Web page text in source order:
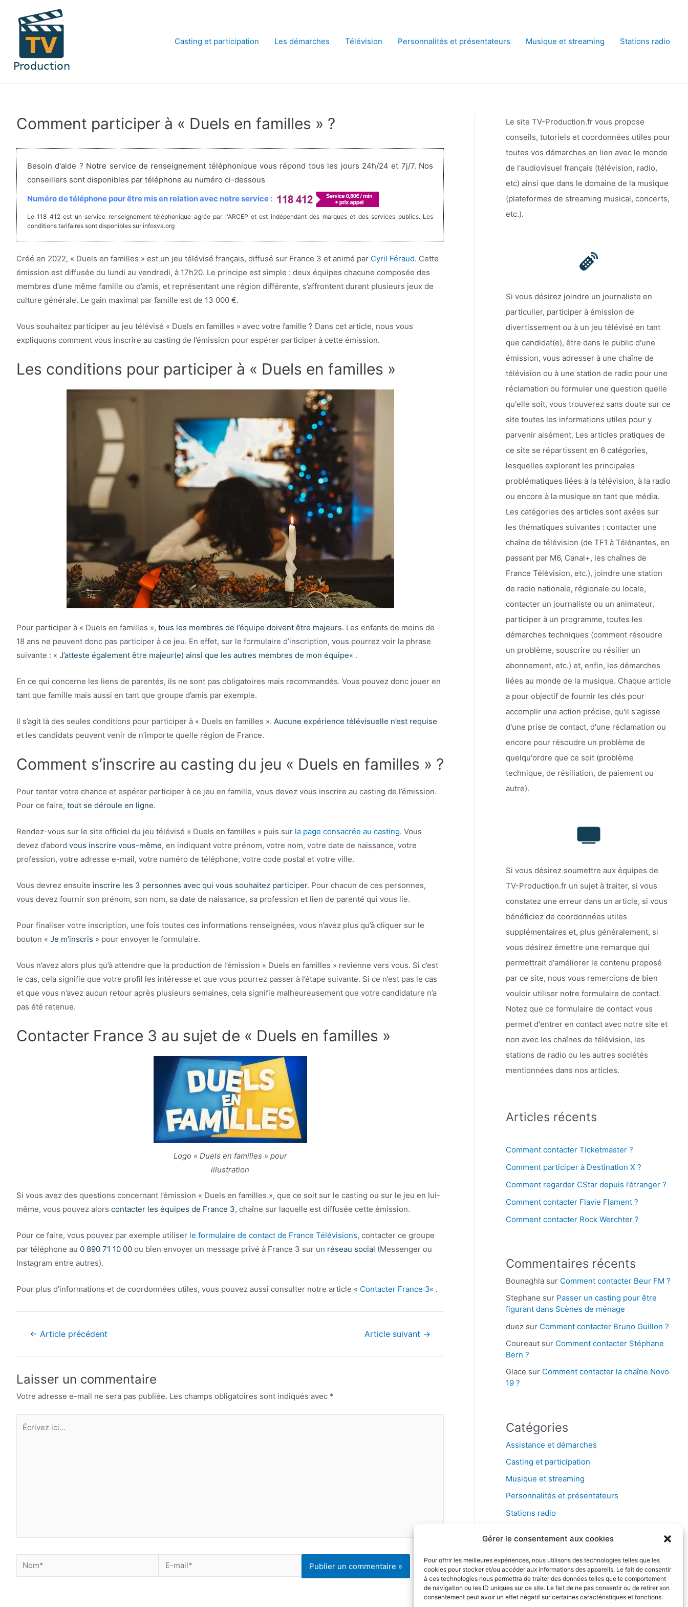
Gérer le consentement aux cookies
Pour offrir les meilleures expériences, nous utilisons des technologies telles que les
cookies pour stocker et/ou accéder aux informations des appareils. Le fait de consentir
à ces technologies nous permettra de traiter des données telles que le comportement
de navigation ou les ID uniques sur ce site. Le fait de ne pas consentir ou de retirer son
consentement peut avoir un effet négatif sur certaines caractéristiques et fonctions.
contenu
Casting et participation Les démarches Télévision Personnalités et présentateurs Musique et streaming Stations radio
Comment participer à « Duels en familles » ?
Besoin d'aide ? Notre service de renseignement téléphonique vous répond tous les jours 24h/24 et 7j/7. Nos
conseillers sont disponibles par téléphone au numéro ci-dessous
Numéro de téléphone pour être mis en relation avec notre service :
Le 118 412 est un service renseignement téléphonique agrée par l'ARCEP et est indépendant des marques et des services publics. Les
conditions tarifaires sont disponibles sur infosva.org
Créé en 2022, « Duels en familles » est un jeu télévisé français, diffusé sur France 3 et animé par Cyril Féraud. Cette
émission est diffusée du lundi au vendredi, à 17h20. Le principe est simple : deux équipes chacune composée des
membres d’une même famille ou d’amis, et représentant une région différente, s’affrontent durant plusieurs jeux de
culture générale. Le gain maximal par famille est de 13 000 €.
Vous souhaitez participer au jeu télévisé « Duels en familles » avec votre famille ? Dans cet article, nous vous
expliquons comment vous inscrire au casting de l’émission pour espérer participer à cette émission.
Les conditions pour participer à « Duels en familles »
Pour participer à « Duels en familles », tous les membres de l’équipe doivent être majeurs. Les enfants de moins de
18 ans ne peuvent donc pas participer à ce jeu. En effet, sur le formulaire d’inscription, vous pourrez voir la phrase
suivante : « J’atteste également être majeur(e) ainsi que les autres membres de mon équipe« .
En ce qui concerne les liens de parentés, ils ne sont pas obligatoires mais recommandés. Vous pouvez donc jouer en
tant que famille mais aussi en tant que groupe d’amis par exemple.
Il s’agit là des seules conditions pour participer à « Duels en familles ». Aucune expérience télévisuelle n’est requise
et les candidats peuvent venir de n’importe quelle région de France.
Comment s’inscrire au casting du jeu « Duels en familles » ?
Pour tenter votre chance et espérer participer à ce jeu en famille, vous devez vous inscrire au casting de l’émission.
Pour ce faire, tout se déroule en ligne.
Rendez-vous sur le site officiel du jeu télévisé « Duels en familles » puis sur la page consacrée au casting. Vous
devez d’abord vous inscrire vous-même, en indiquant votre prénom, votre nom, votre date de naissance, votre
profession, votre adresse e-mail, votre numéro de téléphone, votre code postal et votre ville.
Vous devrez ensuite inscrire les 3 personnes avec qui vous souhaitez participer. Pour chacun de ces personnes,
vous devez fournir son prénom, son nom, sa date de naissance, sa profession et lien de parenté qui vous lie.
Pour finaliser votre inscription, une fois toutes ces informations renseignées, vous n’avez plus qu’à cliquer sur le
bouton « Je m’inscris » pour envoyer le formulaire.
Vous n’avez alors plus qu’à attendre que la production de l’émission « Duels en familles » revienne vers vous. Si c’est
le cas, cela signifie que votre profil les intéresse et que vous pourrez passer à l’étape suivante. Si ce n’est pas le cas
et que vous n’avez aucun retour après plusieurs semaines, cela signifie malheureusement que votre candidature n’a
pas été retenue.
Contacter France 3 au sujet de « Duels en familles »
Logo « Duels en familles » pour
illustration
Si vous avez des questions concernant l’émission « Duels en familles », que ce soit sur le casting ou sur le jeu en lui-
même, vous pouvez alors contacter les équipes de France 3, chaîne sur laquelle est diffusée cette émission.
Pour ce faire, vous pouvez par exemple utiliser le formulaire de contact de France Télévisions, contacter ce groupe
par téléphone au 0 890 71 10 00 ou bien envoyer un message privé à France 3 sur un réseau social (Messenger ou
Instagram entre autres).
Pour plus d’informations et de coordonnées utiles, vous pouvez aussi consulter notre article « Contacter France 3« .
Navigation
← Article précédent Article suivant →
Laisser un commentaire
Votre adresse e-mail ne sera pas publiée. Les champs obligatoires sont indiqués avec *
Écrivez
Nom*
E-
mail*
Le site TV-Production.fr vous propose
conseils, tutoriels et coordonnées utiles pour
toutes vos démarches en lien avec le monde
de l'audiovisuel français (télévision, radio,
etc) ainsi que dans le domaine de la musique
(plateformes de streaming musical, concerts,
etc.).
Si vous désirez joindre un journaliste en
particulier, participer à émission de
divertissement ou à un jeu télévisé en tant
que candidat(e), être dans le public d'une
émission, vous adresser à une chaîne de
télévision ou à une station de radio pour une
réclamation ou formuler une question quelle
qu'elle soit, vous trouverez sans doute sur ce
site toutes les informations utiles pour y
parvenir aisément. Les articles pratiques de
ce site se répartissent en 6 catégories,
lesquelles explorent les principales
problématiques liées à la télévision, à la radio
ou encore à la musique en tant que média.
Les catégories des articles sont axées sur
les thématiques suivantes : contacter une
chaîne de télévision (de TF1 à Télénantes, en
passant par M6, Canal+, les chaînes de
France Télévision, etc.), joindre une station
de radio nationale, régionale ou locale,
contacter un journaliste ou un animateur,
participer à un programme, toutes les
démarches techniques (comment résoudre
un problème, souscrire ou résilier un
abonnement, etc.) et, enfin, les démarches
liées au monde de la musique. Chaque article
a pour objectif de fournir les clés pour
accomplir une action précise, qu'il s'agisse
d'une prise de contact, d'une réclamation ou
encore pour résoudre un problème de
quelqu'ordre que ce soit (problème
technique, de résiliation, de paiement ou
autre).
Si vous désirez soumettre aux équipes de
TV-Production.fr un sujet à traiter, si vous
constatez une erreur dans un article, si vous
bénéficiez de coordonnées utiles
supplémentaires et, plus généralement, si
vous désirez émettre une remarque qui
permettrait d'améliorer le contenu proposé
par ce site, nous vous remercions de bien
vouloir utiliser notre formulaire de contact.
Notez que ce formulaire de contact vous
permet d'entrer en contact avec notre site et
non avec les chaînes de télévision, les
stations de radio ou les autres sociétés
mentionnées dans nos articles.
Articles récents
Comment contacter Ticketmaster ?
Comment participer à Destination X ?
Comment regarder CStar depuis l’étranger ?
Comment contacter Flavie Flament ?
Comment contacter Rock Werchter ?
Commentaires récents
Bounaghla sur Comment contacter Beur FM ?
Stephane sur Passer un casting pour être
figurant dans Scènes de ménage
duez sur Comment contacter Bruno Guillon ?
Coureaut sur Comment contacter Stéphane
Bern ?
Glace sur Comment contacter la chaîne Novo
19 ?
Catégories
Assistance et démarches
Casting et participation
Musique et streaming
Personnalités et présentateurs
Stations radio